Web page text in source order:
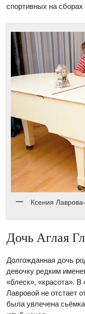
спортивных на
Ксения
Дочь Аглая
Долгожданная дочь
девочку редким
«блеск», «красота».
Лавровой не отстает
была увлечена